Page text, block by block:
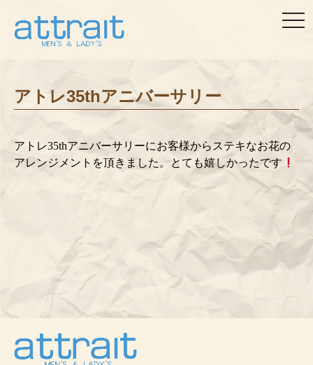
アトレ35thアニバーサリー
アトレ35thアニバーサリーにお客様からステキなお花の
アレンジメントを頂きました。とても嬉しかったです